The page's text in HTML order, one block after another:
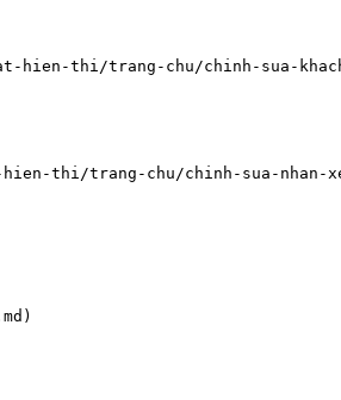
hien-thi/trang-chu/chinh-sua-
thi/trang-chu/chinh-sua-nhan-